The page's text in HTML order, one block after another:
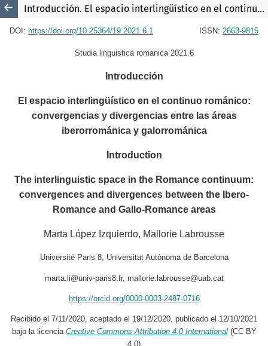
Introducción. El espacio interlingüístico en el continuo románico: convergencias y divergencias entre las áreas iberorrománica y galorrománica